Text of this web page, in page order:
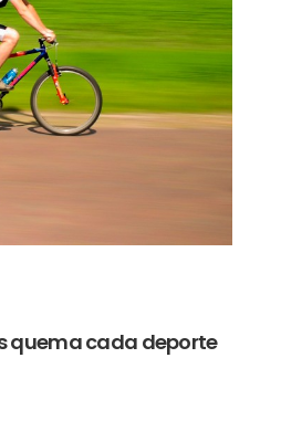
quema cada deporte